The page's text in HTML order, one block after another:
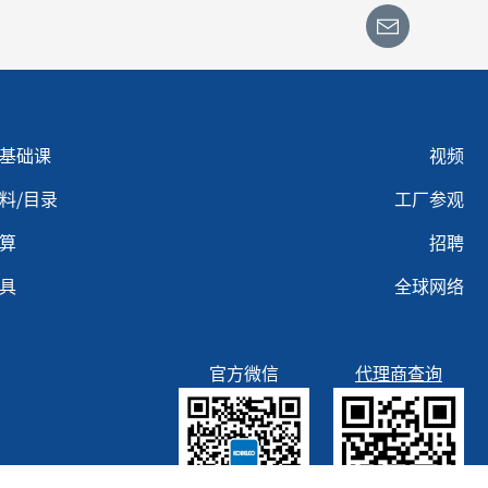
footer 3
础课
/目录
视频
工厂参观
招聘
全球网络
官方微信 代理商查询